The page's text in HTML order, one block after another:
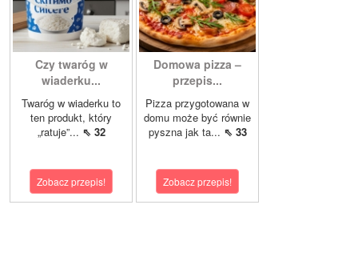
Czy twaróg w
wiaderku...
Twaróg w wiaderku to
ten produkt, który
„ratuje”... ⇖ 32
Zobacz przepis!
Domowa pizza –
przepis...
Pizza przygotowana w
domu może być równie
pyszna jak ta... ⇖ 33
Zobacz przepis!